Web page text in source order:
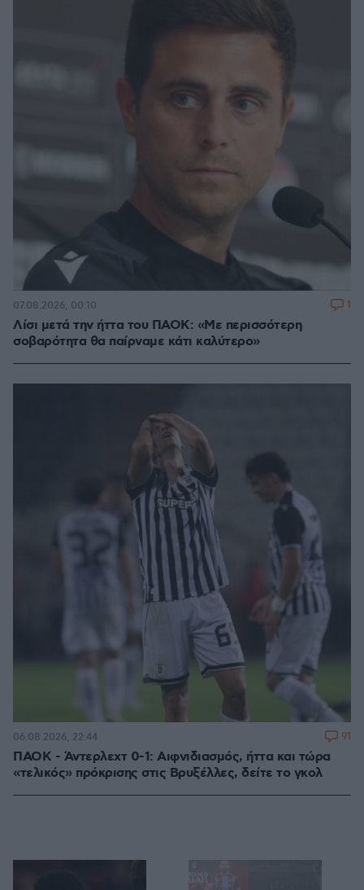
Λίσι μετά την ήττα του ΠΑΟΚ: «Με περισσότερη
σοβαρότητα θα παίρναμε κάτι καλύτερο»
07.08.2026, 00:10 1
ΠΑΟΚ - Άντερλεχτ 0-1: Αιφνιδιασμός, ήττα και τώρα
«τελικός» πρόκρισης στις Βρυξέλλες, δείτε το γκολ
06.08.2026, 22:44 91